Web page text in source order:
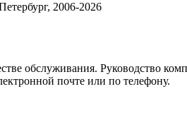
2006-2026
обслуживания. Руководство
почте или по телефону.